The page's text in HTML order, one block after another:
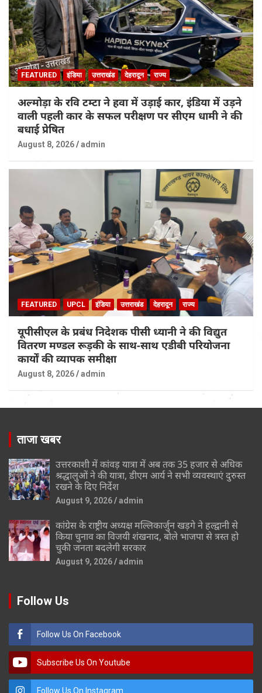
FEATURED इंडिया उत्तराखंड देहरादून राज्य
अल्मोड़ा के रवि टम्टा ने हवा में उड़ाई कार, इंडिया में उड़ने
वाली पहली कार के सफल परीक्षण पर सीएम धामी ने की
बधाई प्रेषित
August 8, 2026 admin
FEATURED UPCL इंडिया उत्तराखंड देहरादून राज्य
यूपीसीएल के प्रबंध निदेशक पीसी ध्यानी ने की विद्युत
वितरण मण्डल रूड़की के साथ-साथ एडीबी परियोजना
कार्यों की व्यापक समीक्षा
August 8, 2026 admin
ताजा खबर
उत्तरकाशी में कांवड़ यात्रा में अब तक 35 हजार से अधिक
श्रद्धालुओं ने की यात्रा, डीएम आर्य ने सभी व्यवस्थाएं दुरुस्त
रखने के दिए निर्देश
August 9, 2026 admin
कांग्रेस के राष्ट्रीय अध्यक्ष मल्लिकार्जुन खड़गे ने हल्द्वानी से
किया चुनाव का विजयी शंखनाद, बोले भाजपा से त्रस्त हो
चुकी जनता बदलेगी सरकार
August 9, 2026 admin
Follow Us
Follow Us On Facebook
Subscribe Us On Youtube
Follow Us On Instagram